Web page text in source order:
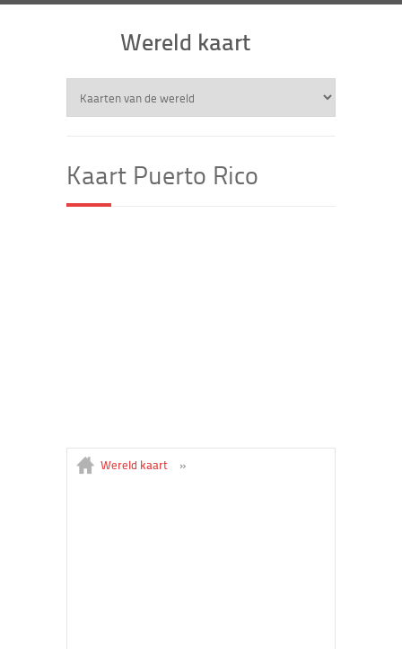
Wereld kaart
Kaart Puerto Rico
Wereld kaart »